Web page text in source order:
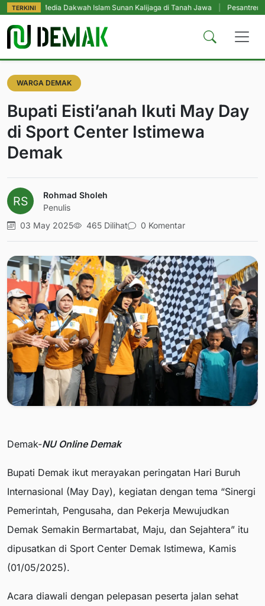
TERKINI
Media Dakwah Islam Sunan Kalijaga di Tanah Jawa | Pesantren Tetap
WARGA DEMAK
Bupati Eisti’anah Ikuti May Day
di Sport Center Istimewa
Demak
Rohmad Sholeh
Penulis
03 May 2025
465 Dilihat 0 Komentar
Demak-NU Online Demak
Bupati Demak ikut merayakan peringatan Hari Buruh
Internasional (May Day), kegiatan dengan tema “Sinergi
Pemerintah, Pengusaha, dan Pekerja Mewujudkan
Demak Semakin Bermartabat, Maju, dan Sejahtera” itu
dipusatkan di Sport Center Demak Istimewa, Kamis
(01/05/2025).
Acara diawali dengan pelepasan peserta jalan sehat